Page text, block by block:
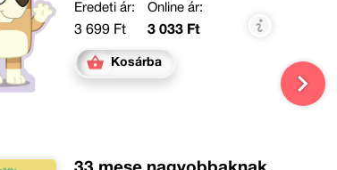
Eredeti ár:
3 699 Ft
Online ár:
3 033 Ft
Kosárba